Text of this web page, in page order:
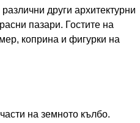
други архитектурни
пазари. Гостите на
коприна и фигурки на
на земното кълбо.